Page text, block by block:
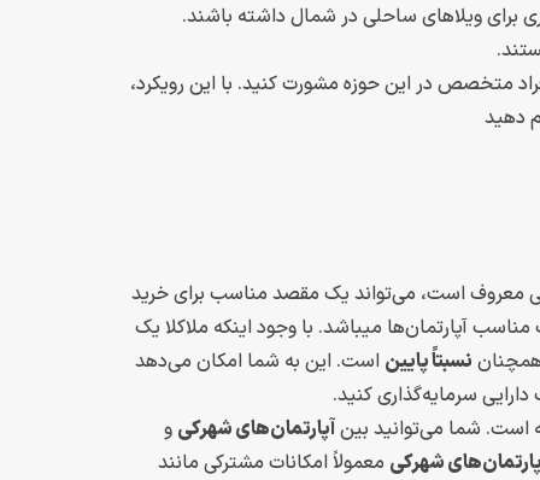
ویلاهای ساحلی در شمال داشته باشند.
متخصص در این حوزه مشورت کنید. با این رویکرد،
دهید
معروف است، می‌تواند یک مقصد مناسب برای خرید
آپارتمان‌ها میباشد. با وجود اینکه ملاکلا یک
همچنان نسبتاً پایین است. این به شما امکان می‌دهد
سرمایه‌گذاری کنید.
است. شما می‌توانید بینآپارتمان‌های شهرکی و
شهرکی معمولاً امکانات مشترکی مانند